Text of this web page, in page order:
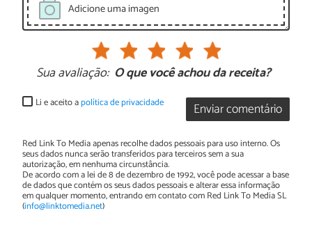
Adicione uma imagen
Sua avaliação: O que você achou da receita?
Enviar comentário
Li e aceito apolítica de privacidade
Red Link To Media apenas recolhe dados pessoais para uso interno. Os
seus dados nunca serão transferidos para terceiros sem a sua
autorização, em nenhuma circunstância.
De acordo com a lei de 8 de dezembro de 1992, você pode acessar a base
de dados que contém os seus dados pessoais e alterar essa informação
em qualquer momento, entrando em contato com Red Link To Media SL
(info@linktomedia.net)